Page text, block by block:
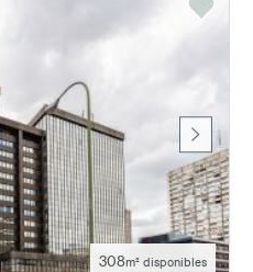
308m² disponibles